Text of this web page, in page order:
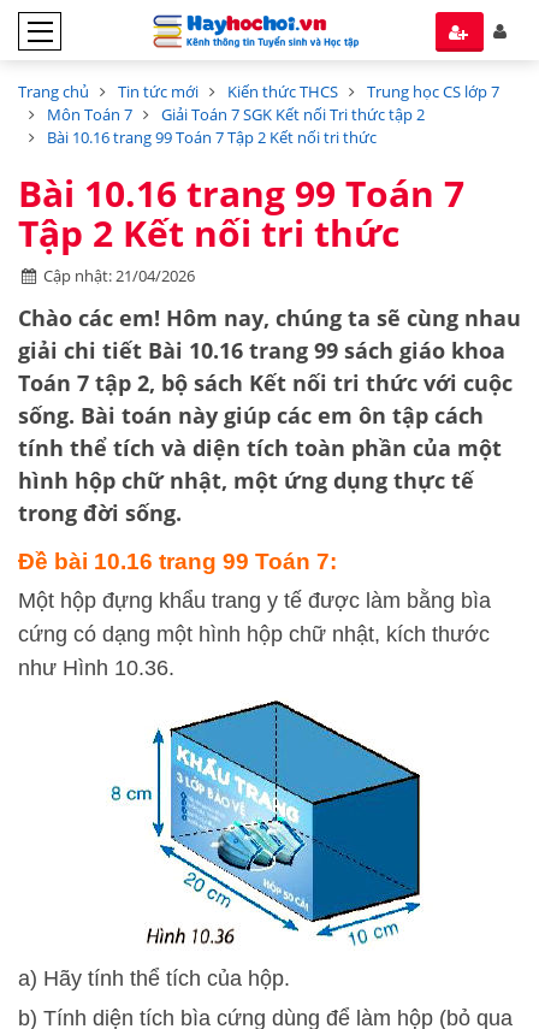
Trang chủ Tin tức mới Kiến thức THCS
Trung học CS lớp 7
Môn Toán 7
Giải Toán 7 SGK Kết nối Tri thức tập 2
Bài 10.16 trang 99 Toán 7 Tập 2 Kết nối tri thức
Bài 10.16 trang 99 Toán 7
Tập 2 Kết nối tri thức
Cập nhật: 21/04/2026
Chào các em! Hôm nay, chúng ta sẽ cùng nhau
giải chi tiết Bài 10.16 trang 99 sách giáo khoa
Toán 7 tập 2, bộ sách Kết nối tri thức với cuộc
sống. Bài toán này giúp các em ôn tập cách
tính thể tích và diện tích toàn phần của một
hình hộp chữ nhật, một ứng dụng thực tế
trong đời sống.
Đề bài 10.16 trang 99 Toán 7:
Một hộp đựng khẩu trang y tế được làm bằng bìa
cứng có dạng một hình hộp chữ nhật, kích thước
như Hình 10.36.
a) Hãy tính thể tích của hộp.
b) Tính diện tích bìa cứng dùng để làm hộp (bỏ qua